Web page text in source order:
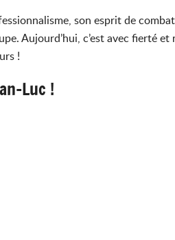
son esprit de
Aujourd’hui, c’est avec fierté
!
Luc !